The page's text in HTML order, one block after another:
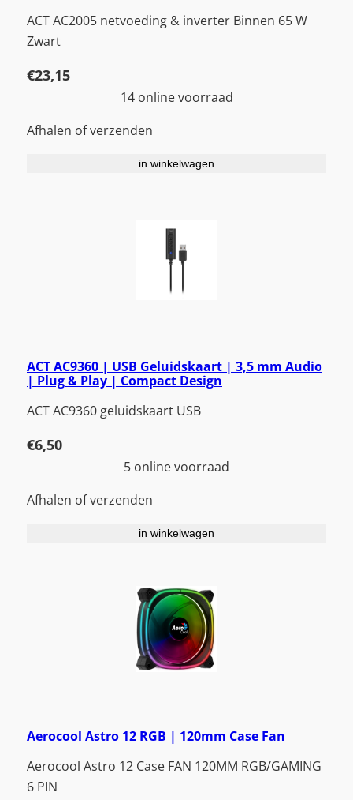
ACT AC2005 netvoeding & inverter Binnen 65 W
Zwart
€23,15
14 online voorraad
Afhalen of verzenden
in winkelwagen
ACT AC9360 | USB Geluidskaart | 3,5 mm Audio
| Plug & Play | Compact Design
ACT AC9360 geluidskaart USB
€6,50
5 online voorraad
Afhalen of verzenden
in winkelwagen
Aerocool Astro 12 RGB | 120mm Case Fan
Aerocool Astro 12 Case FAN 120MM RGB/GAMING
6 PIN